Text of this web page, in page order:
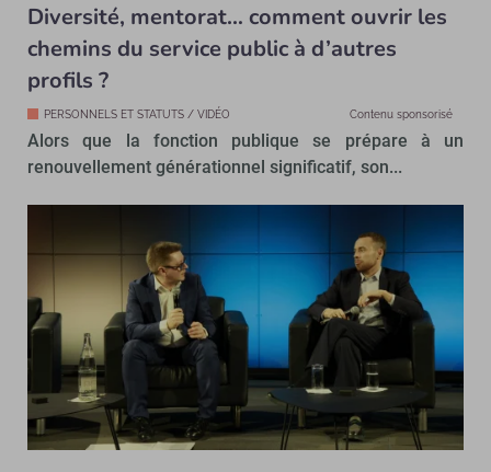
Diversité, mentorat… comment ouvrir les
chemins du service public à d’autres
profils ?
PERSONNELS ET STATUTS / VIDÉO Contenu sponsorisé
Alors que la fonction publique se prépare à un
renouvellement générationnel significatif, son...